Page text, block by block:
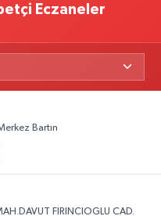
Eczaneler
Bartın
FIRINCIOGLU CAD.